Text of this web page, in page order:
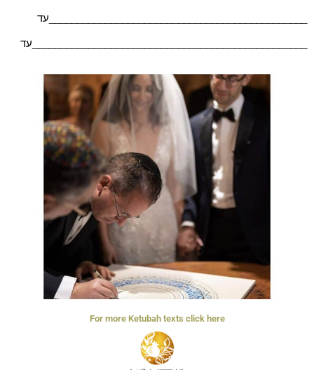
For more Ketubah texts click here